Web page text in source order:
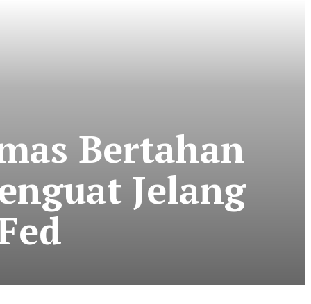
Bertahan
Jelang